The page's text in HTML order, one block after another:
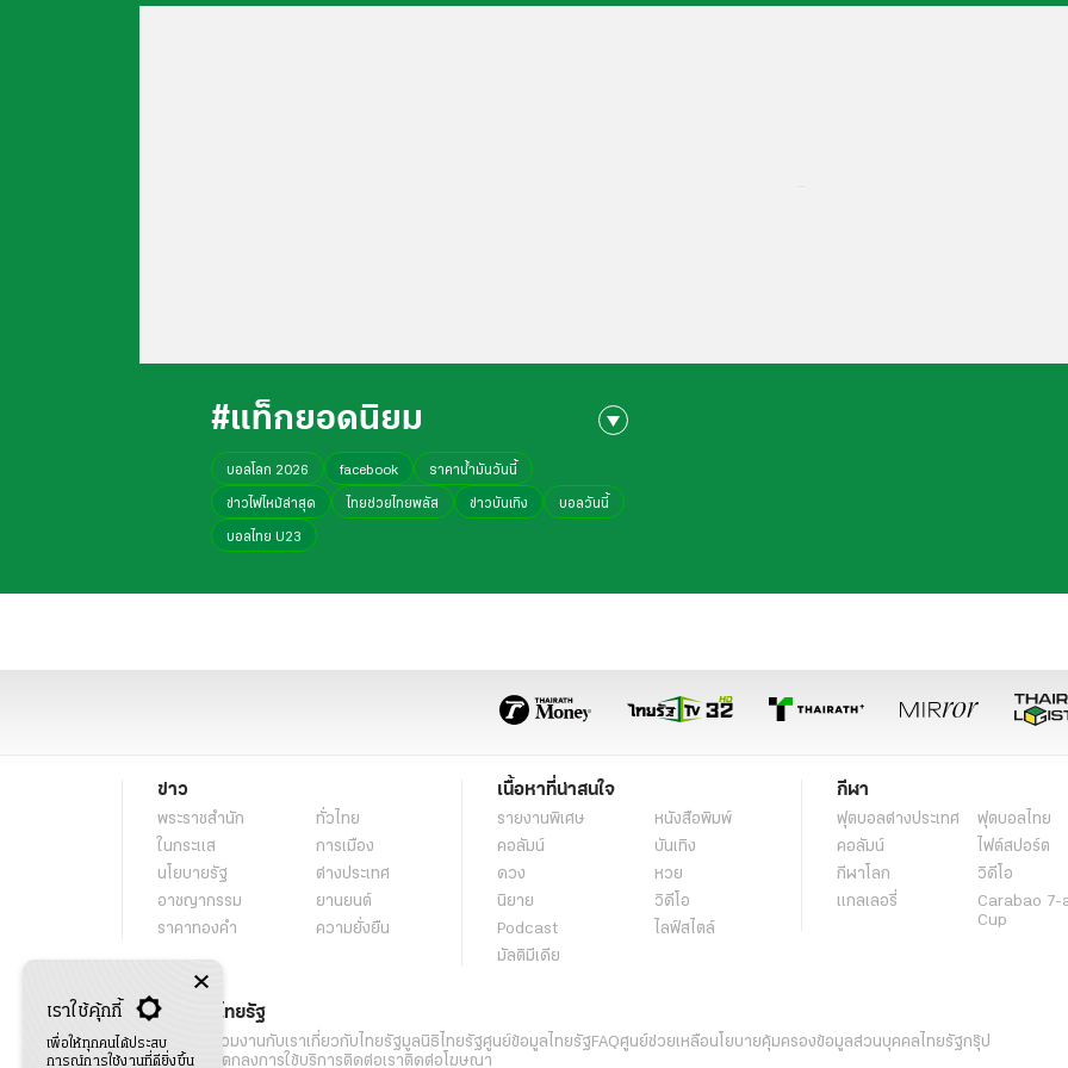
#แท็กยอดนิยม
บอลโลก 2026 facebook ราคาน้ำมันวันนี้
ข่าวไฟไหม้ล่าสุด ไทยช่วยไทยพลัส ข่าวบันเทิง บอลวันนี้
บอลไทย U23
ข่าว
พระราชสำนัก
ทั่วไทย
ในกระแส
การเมือง
นโยบายรัฐ
ต่างประเทศ
อาชญากรรม
ยานยนต์
ราคาทองคำ
ความยั่งยืน
เนื้อหาที่น่าสนใจ
รายงานพิเศษ
หนังสือพิมพ์
คอลัมน์
บันเทิง
ดวง
หวย
นิยาย
วิดีโอ
Podcast
ไลฟ์สไตล์
มัลติมีเดีย
กีฬา
ฟุตบอลต่่างประเทศ
ฟุตบอลไทย
คอลัมน์
ไฟต์สปอร์ต
กีฬาโลก
วิดีโอ
แกลเลอรี่
Carabao 7-
Cup
เกี่ยวกับไทยรัฐ
กิจกรรม ร่วมงานกับเราเกี่ยวกับไทยรัฐมูลนิธิไทยรัฐศูนย์ข้อมูลไทยรัฐFAQศูนย์ช่วยเหลือนโยบายคุ้มครองข้อมูลส่วนบุคคลไทยรัฐกรุ๊ป
เงื่อนไขข้อตกลงการใช้บริการติดต่อเราติดต่อโฆษณา
เราใช้คุ้กกี้
เพื่อให้ทุกคนได้ประสบ
การณ์การใช้งานที่ดียิ่งขึ้น